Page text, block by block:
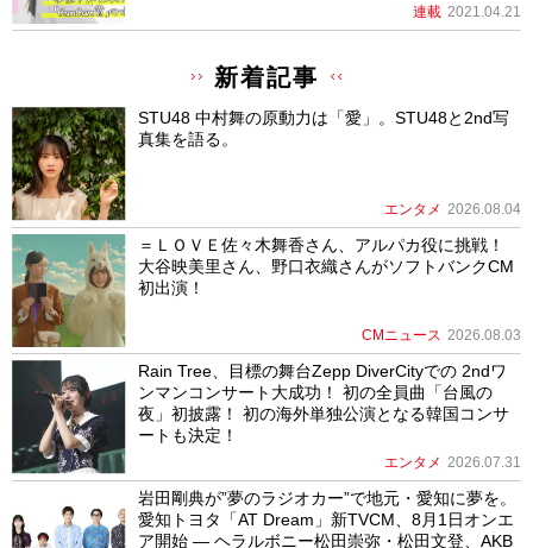
連載 2021.04.21
新着記事
STU48 中村舞の原動力は「愛」。STU48と2nd写
真集を語る。
エンタメ 2026.08.04
＝ＬＯＶＥ佐々木舞香さん、アルパカ役に挑戦！
大谷映美里さん、野口衣織さんがソフトバンクCM
初出演！
CMニュース 2026.08.03
Rain Tree、目標の舞台Zepp DiverCityでの 2ndワ
ンマンコンサート大成功！ 初の全員曲「台風の
夜」初披露！ 初の海外単独公演となる韓国コンサ
ートも決定！
エンタメ 2026.07.31
岩田剛典が”夢のラジオカー”で地元・愛知に夢を。
愛知トヨタ「AT Dream」新TVCM、8月1日オンエ
ア開始 ― ヘラルボニー松田崇弥・松田文登、AKB